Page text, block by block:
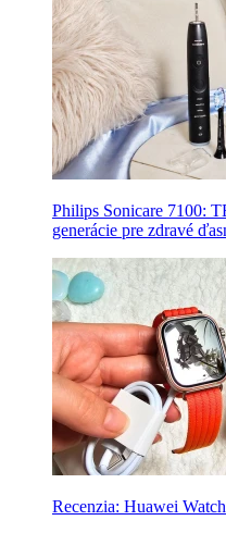
Philips Sonicare 7100:
generácie pre zdravé
Recenzia: Huawei